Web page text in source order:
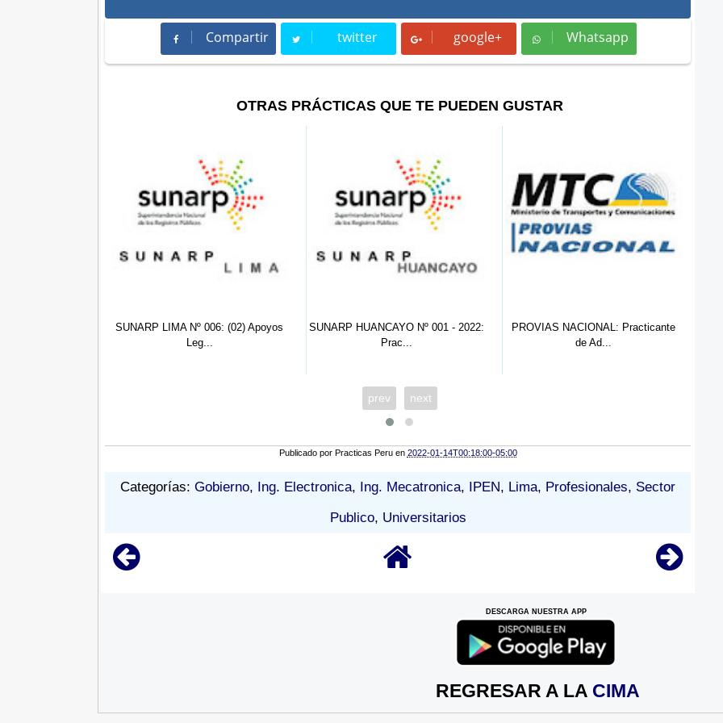
Compartir
Compartir twitter
Tweet google+ Whatsapp
Whatsapp
OTRAS PRÁCTICAS QUE TE PUEDEN GUSTAR
LIMA Nº 006: (02) Apoyos
SUNARP HUANCAYO Nº 001 - 2022:
PROVIAS NACIONAL: Practicante
OEFA: Practicante de Derecho (
prev next
Publicado por Practicas Peru en 2022-01-14T00:18:00-05:00
Categorías: Gobierno, Ing. Electronica, Ing. Mecatronica, IPEN, Lima, Profesionales, Sector
Publico, Universitarios
DESCARGA NUESTRA APP
REGRESAR A LA CIMA